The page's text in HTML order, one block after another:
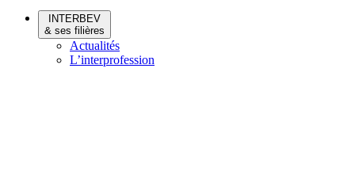
INTERBEV
& ses filières
Actualités
L’interprofession